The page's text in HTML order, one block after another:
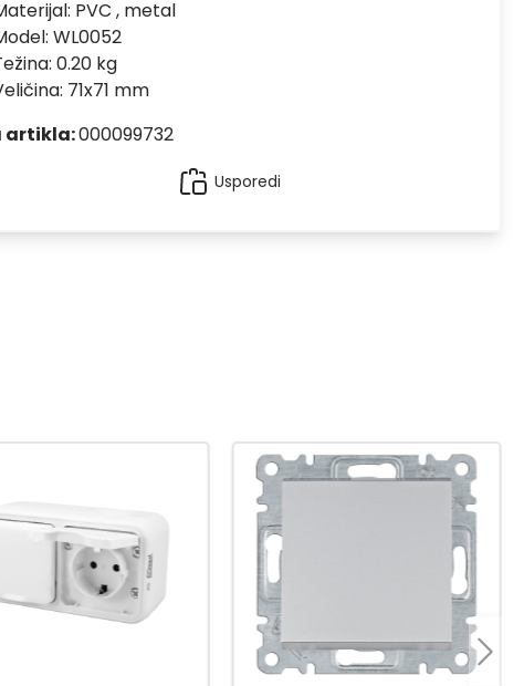
PVC , metal
WL0052
0.20 kg
71x71 mm
artikla:000099732
Usporedi